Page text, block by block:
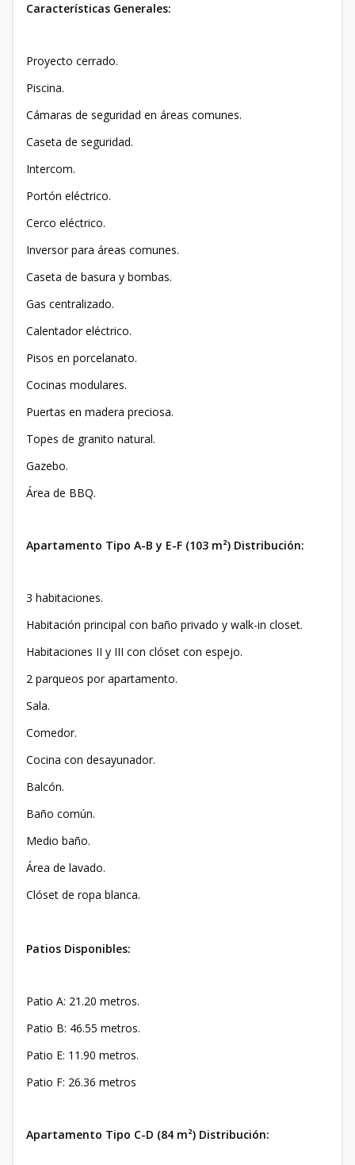
Características Generales:
Proyecto cerrado.
Piscina.
Cámaras de seguridad en áreas comunes.
Caseta de seguridad.
Intercom.
Portón eléctrico.
Cerco eléctrico.
Inversor para áreas comunes.
Caseta de basura y bombas.
Gas centralizado.
Calentador eléctrico.
Pisos en porcelanato.
Cocinas modulares.
Puertas en madera preciosa.
Topes de granito natural.
Gazebo.
Área de BBQ.
Apartamento Tipo A-B y E-F (103 m²) Distribución:
3 habitaciones.
Habitación principal con baño privado y walk-in closet.
Habitaciones II y III con clóset con espejo.
2 parqueos por apartamento.
Sala.
Comedor.
Cocina con desayunador.
Balcón.
Baño común.
Medio baño.
Área de lavado.
Clóset de ropa blanca.
Patios Disponibles:
Patio A: 21.20 metros.
Patio B: 46.55 metros.
Patio E: 11.90 metros.
Patio F: 26.36 metros
Apartamento Tipo C-D (84 m²) Distribución: